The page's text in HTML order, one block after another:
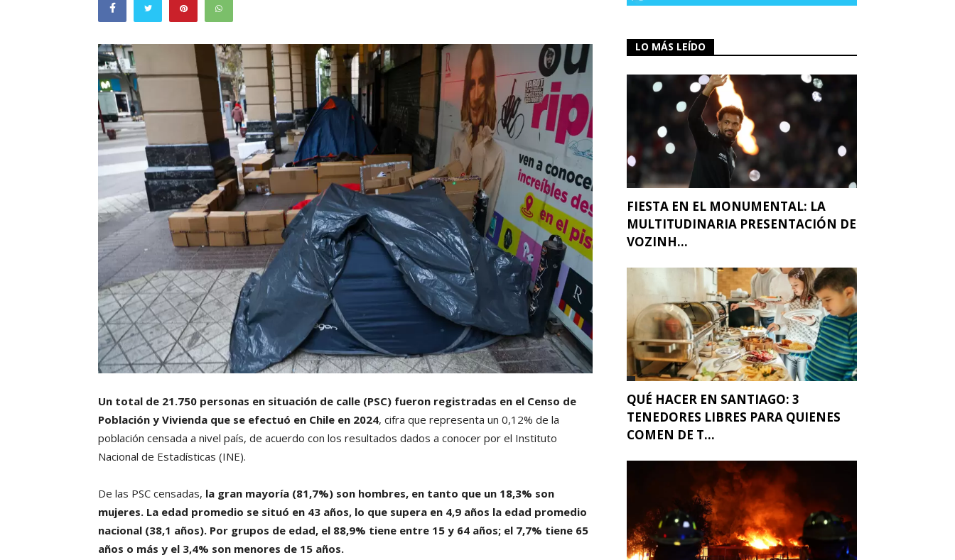
Un total de 21.750 personas en situación de calle (PSC) fueron registradas en el Censo de
Población y Vivienda que se efectuó en Chile en 2024, cifra que representa un 0,12% de la
población censada a nivel país, de acuerdo con los resultados dados a conocer por el Instituto
Nacional de Estadísticas (INE).
De las PSC censadas, la gran mayoría (81,7%) son hombres, en tanto que un 18,3% son
mujeres. La edad promedio se situó en 43 años, lo que supera en 4,9 años la edad promedio
nacional (38,1 años). Por grupos de edad, el 88,9% tiene entre 15 y 64 años; el 7,7% tiene 65
años o más y el 3,4% son menores de 15 años.
LO MÁS LEÍDO
FIESTA EN EL MONUMENTAL: LA
MULTITUDINARIA PRESENTACIÓN DE
VOZINH...
QUÉ HACER EN SANTIAGO: 3
TENEDORES LIBRES PARA QUIENES
COMEN DE T...